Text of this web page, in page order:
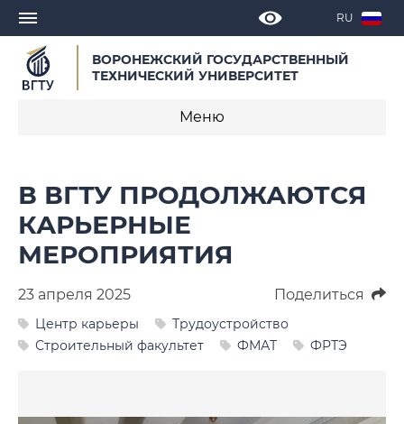
RU
ВОРОНЕЖСКИЙ ГОСУДАРСТВЕННЫЙ
ТЕХНИЧЕСКИЙ УНИВЕРСИТЕТ
Меню
СМИ о нас
Выступления, доклады, интервью
Календарь мероприятий
Фото
В ВГТУ ПРОДОЛЖАЮТСЯ
КАРЬЕРНЫЕ
МЕРОПРИЯТИЯ
23 апреля 2025 Поделиться
Центр карьеры
Трудоустройство
Строительный факультет
ФМАТ ФРТЭ